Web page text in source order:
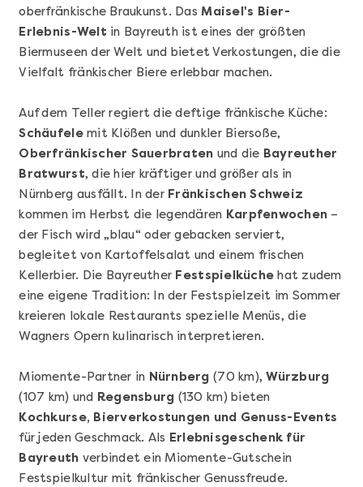
Mehr anzeigen
Wunderschöner Weinabend
Mehr anzeigen
Sushi Basic Kurs Bonn
oberfränkische Braukunst. DasMaisel's Bier-
Erlebnis-Welt in Bayreuth ist eines der größten
Biermuseen der Welt und bietet Verkostungen, die die
Vielfalt fränkischer Biere erlebbar machen.
Auf dem Teller regiert die deftige fränkische Küche:
Schäufelemit Klößen und dunkler Biersoße,
Oberfränkischer Sauerbraten und die Bayreuther
Bratwurst, die hier kräftiger und größer als in
Nürnberg ausfällt. In der Fränkischen Schweiz
kommen im Herbst die legendären Karpfenwochen –
der Fisch wird „blau“ oder gebacken serviert,
begleitet von Kartoffelsalat und einem frischen
Kellerbier. Die Bayreuther Festspielküche hat zudem
eine eigene Tradition: In der Festspielzeit im Sommer
kreieren lokale Restaurants spezielle Menüs, die
Wagners Opern kulinarisch interpretieren.
Miomente-Partner in Nürnberg (70 km),Würzburg
(107 km) und Regensburg (130 km) bieten
Kochkurse, Bierverkostungen und Genuss-Events
für jeden Geschmack. Als Erlebnisgeschenk für
Bayreuth verbindet ein Miomente-Gutschein
Festspielkultur mit fränkischer Genussfreude.